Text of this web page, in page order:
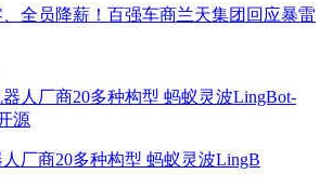
全员降薪！百强车商兰天集团回应暴雷
厂商20多种构型 蚂蚁灵波LingB